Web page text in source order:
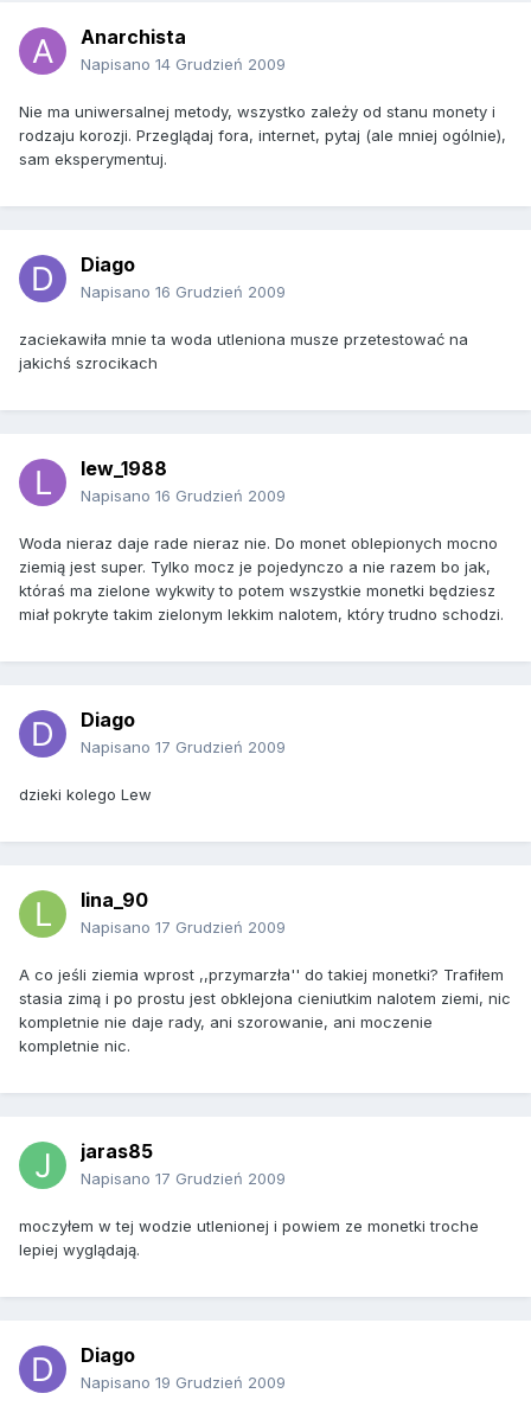
Anarchista
Napisano 14 Grudzień 2009
Nie ma uniwersalnej metody, wszystko zależy od stanu monety i
rodzaju korozji. Przeglądaj fora, internet, pytaj (ale mniej ogólnie),
sam eksperymentuj.
Diago
Napisano 16 Grudzień 2009
zaciekawiła mnie ta woda utleniona musze przetestować na
jakichś szrocikach
lew_1988
Napisano 16 Grudzień 2009
Woda nieraz daje rade nieraz nie. Do monet oblepionych mocno
ziemią jest super. Tylko mocz je pojedynczo a nie razem bo jak,
któraś ma zielone wykwity to potem wszystkie monetki będziesz
miał pokryte takim zielonym lekkim nalotem, który trudno schodzi.
Diago
Napisano 17 Grudzień 2009
dzieki kolego Lew
lina_90
Napisano 17 Grudzień 2009
A co jeśli ziemia wprost ,,przymarzła'' do takiej monetki? Trafiłem
stasia zimą i po prostu jest obklejona cieniutkim nalotem ziemi, nic
kompletnie nie daje rady, ani szorowanie, ani moczenie
kompletnie nic.
jaras85
Napisano 17 Grudzień 2009
moczyłem w tej wodzie utlenionej i powiem ze monetki troche
lepiej wyglądają.
Diago
Napisano 19 Grudzień 2009